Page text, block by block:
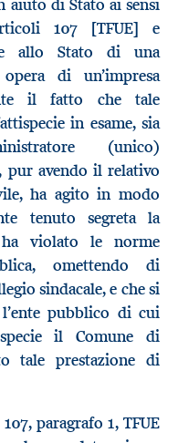
aiuto di Stato ai sensi
107 [TFUE] e
allo Stato di una
di un’impresa
il fatto che tale
in esame, sia
(unico)
pur avendo il relativo
ha agito in modo
tenuto segreta la
violato le norme
omettendo di
sindacale, e che si
pubblico di cui
il Comune di
tale prestazione di
paragrafo 1, TFUE